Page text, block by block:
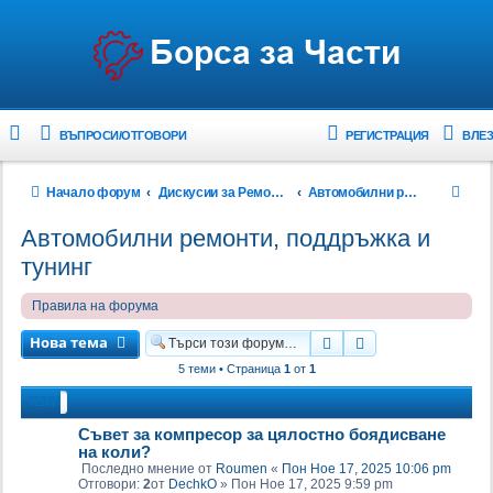
ВЪПРОСИ/ОТГОВОРИ ВЛЕЗ
РЕГИСТРАЦИЯ
Начало форум Дискусии за Ремонти и Поддръжка Автомобилни ремонти, поддръжка и тунинг
Автомобилни ремонти, поддръжка и
тунинг
Правила на форума
Нова тема Търсене
5 теми • Страница 1от 1
Съвет за компресор за цялостно боядисване
на коли?
Последно мнение от Roumen « Пон Ное 17, 2025 10:06 pm
Отговори: 2от DechkO » Пон Ное 17, 2025 9:59 pm